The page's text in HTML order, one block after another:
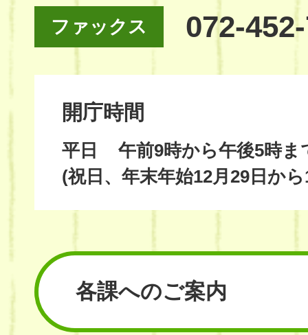
ファックス 072-
開庁時間
平日
午前9時から午後5時ま
(祝日、年末年始12月29日か
各課へのご案内